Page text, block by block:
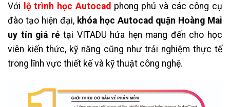
Với lộ trình học Autocad phong phú và các công cụ
đào tạo hiện đại, khóa học Autocad quận Hoàng Mai
uy tín giá rẻtại VITADU hứa hẹn mang đến cho học
viên kiến thức, kỹ năng cũng như trải nghiệm thực tế
trong lĩnh vực thiết kế và kỹ thuật công nghệ.